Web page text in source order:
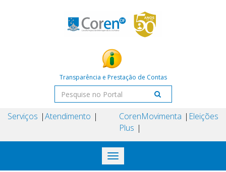
Transparência e Prestação de Contas
Serviços Atendimento
Coren
Plus
Movimenta Eleições
Toggle
navigation